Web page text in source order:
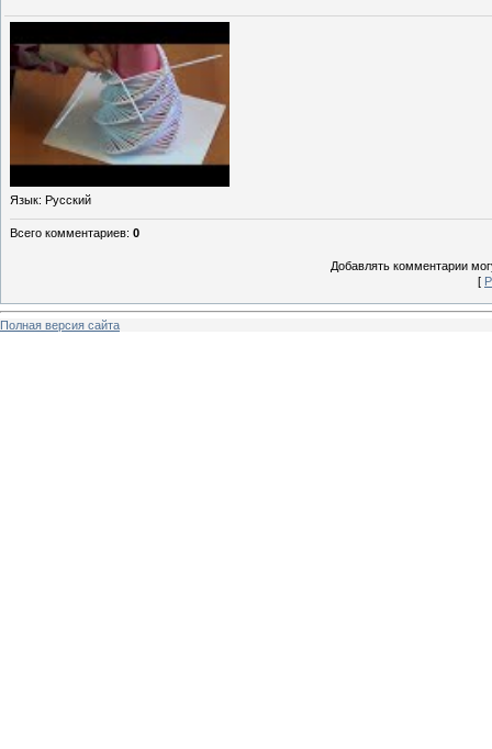
Язык: Русский
Всего комментариев: 0
Добавлять комментарии
[
Полная версия сайта